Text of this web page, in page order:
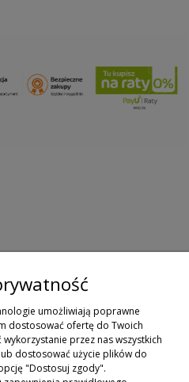
NEWSLETTERA
ZAPISZ SIĘ
umożliwiają poprawne
dostosować ofertę do Twoich
przez nas wszystkich
dostosować użycie plików do
"Dostosuj zgody".